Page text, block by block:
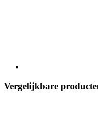
Vergelijkbare